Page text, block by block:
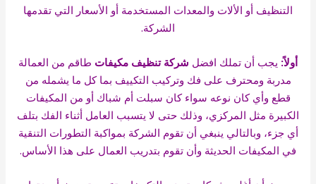
التنظيف أو الألات والمعدات المستخدمة أو الأسعار التي تقدمها
الشركة.
أولاً: يجب أن تملك افضل شركة تنظيف مكيفات طاقم من العمالة
مدربة ومحترف على فك وتركيب التكييف بما كل ما يشمله من
قطع وأي كان نوعه سواء كان سبلت أم شباك أو من المكيفات
الكبيرة مثل المركزي، وذلك حتى لا يتسبب العامل أثناء الفك بتلف
أي جزء، وبالتالي ينبغي أن تقوم الشركة بمواكبة التطورات التنقية
في المكيفات الحديثة وأن تقوم بتدريب العمال على هذا الأساس.